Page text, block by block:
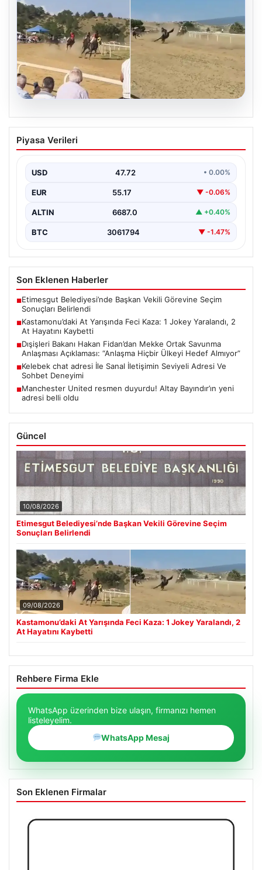
Kastamonu’daki At Yarışında Feci Kaza:
1 Jokey Yaralandı, 2 At Hayatını Kaybetti
Uluslararası Kültür ve Sarımsak Festivali kapsamında
gerçekleşen at yarışı…
Piyasa Verileri
USD 47.72 • 0.00%
EUR 55.17 ▼ -0.06%
ALTIN 6687.0 ▲ +0.40%
BTC 3061794 ▼ -1.47%
Son Eklenen Haberler
■Etimesgut Belediyesi’nde Başkan Vekili Görevine Seçim
Sonuçları Belirlendi
■Kastamonu’daki At Yarışında Feci Kaza: 1 Jokey Yaralandı, 2
At Hayatını Kaybetti
■Dışişleri Bakanı Hakan Fidan’dan Mekke Ortak Savunma
Anlaşması Açıklaması: “Anlaşma Hiçbir Ülkeyi Hedef Almıyor”
■Kelebek chat adresi İle Sanal İletişimin Seviyeli Adresi Ve
Sohbet Deneyimi
■Manchester United resmen duyurdu! Altay Bayındır’ın yeni
adresi belli oldu
Güncel
10/08/2026
Etimesgut Belediyesi’nde Başkan Vekili Görevine Seçim
Sonuçları Belirlendi
09/08/2026
Kastamonu’daki At Yarışında Feci Kaza: 1 Jokey Yaralandı, 2
At Hayatını Kaybetti
Rehbere Firma Ekle
WhatsApp üzerinden bize ulaşın, firmanızı hemen
listeleyelim.
WhatsApp Mesaj
Son Eklenen Firmalar